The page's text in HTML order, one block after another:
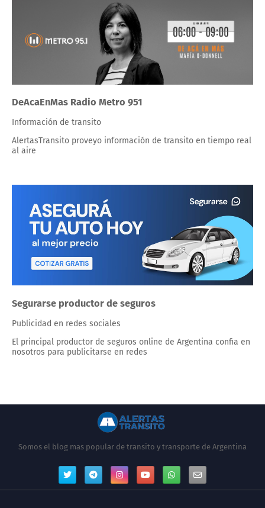
DeAcaEnMas Radio Metro 951
Información de transito
AlertasTransito proveyo información de transito en tiempo real
al aire
Segurarse productor de seguros
Publicidad en redes sociales
El principal productor de seguros online de Argentina confia en
nosotros para publicitarse en redes
Somos el blog mas popular de transito y transporte de Argentina